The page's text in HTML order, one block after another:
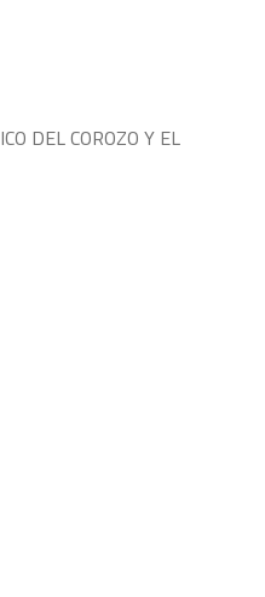
DEL COROZO Y EL